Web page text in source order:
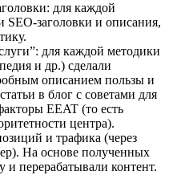
для каждой
и описания,
для каждой методики
и др.) сделали
описанием пользы и
в блог с советами для
EEAT (то есть
центра).
и трафика (через
На основе полученных
и перерабатывали контент.